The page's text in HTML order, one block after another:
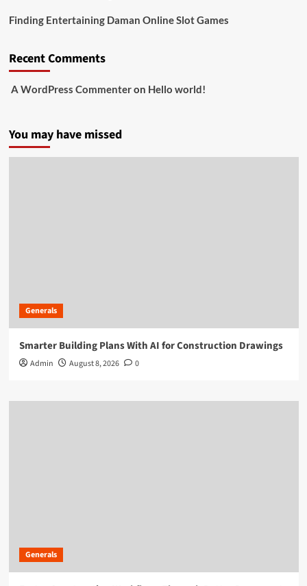
Finding Entertaining Daman Online Slot Games
Recent Comments
A WordPress Commenteron Hello world!
You may have missed
Generals
Smarter Building Plans With AI for Construction Drawings
Admin August 8, 2026 0
Generals